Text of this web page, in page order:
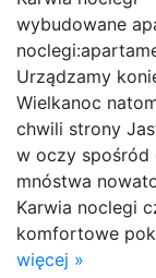
wybudowane
Urządzamy
Wielkanoc
chwili strony
w oczy spośród
mnóstwa
Karwia noclegi
komfortowe
więcej »